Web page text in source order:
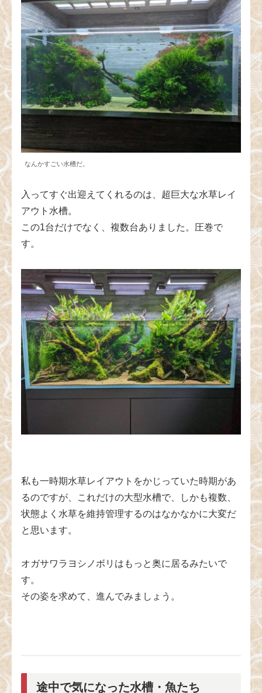
なんかすごい水槽だ。
入ってすぐ出迎えてくれるのは、超巨大な水草レイ
アウト水槽。
この1台だけでなく、複数台ありました。圧巻で
す。
私も一時期水草レイアウトをかじっていた時期があ
るのですが、これだけの大型水槽で、しかも複数、
状態よく水草を維持管理するのはなかなかに大変だ
と思います。
オガサワラヨシノボリはもっと奥に居るみたいで
す。
その姿を求めて、進んでみましょう。
途中で気になった水槽・魚たち